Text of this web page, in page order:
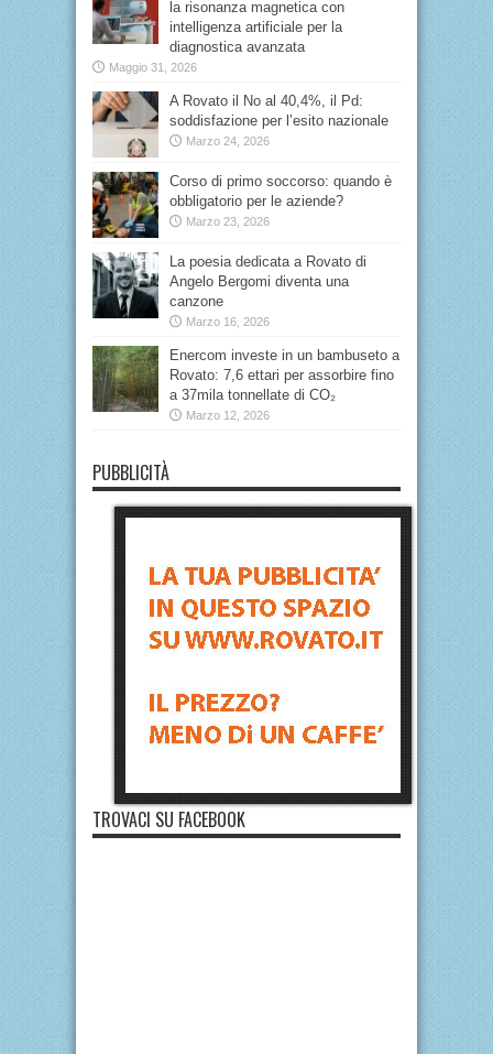
la risonanza magnetica con
intelligenza artificiale per la
diagnostica avanzata
Maggio 31, 2026
A Rovato il No al 40,4%, il Pd:
soddisfazione per l’esito nazionale
Marzo 24, 2026
Corso di primo soccorso: quando è
obbligatorio per le aziende?
Marzo 23, 2026
La poesia dedicata a Rovato di
Angelo Bergomi diventa una
canzone
Marzo 16, 2026
Enercom investe in un bambuseto a
Rovato: 7,6 ettari per assorbire fino
a 37mila tonnellate di CO₂
Marzo 12, 2026
PUBBLICITÀ
TROVACI SU FACEBOOK